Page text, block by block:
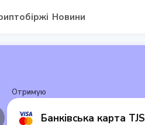
Новини
Отримую
Банківська карта TJS